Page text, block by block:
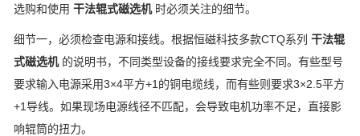
选购和使用 干法辊式磁选机时必须关注的细节。
细节一，必须检查电源和接线。根据恒磁科技多款CTQ系列 干法辊
式磁选机的说明书，不同类型设备的接线要求完全不同。有些型号
要求输入电源采用3×4平方+1的铜电缆线，而有些则要求3×2.5平方
+1导线。如果现场电源线径不匹配，会导致电机功率不足，直接影
响辊筒的扭力。